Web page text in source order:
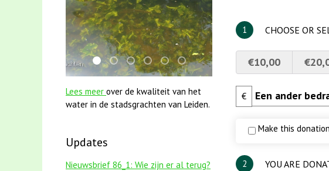
1 CHOOSE OR
€10,00
€
Make this donation
2 YOU ARE
mei2021 1 snoekje elly
jun2021 28 brasem en rietvoorns 4a verscherpt
karper met kattenklimtouw
mei2021 watervogelmethode fuut met baars
jun2021 zaklv 5 snoekje MOOI
smoelenboek fifi en karper
Lees meer over de kwaliteit van het
water in de stadsgrachten van Leiden.
Updates
Nieuwsbrief 86_1: Wie zijn er al terug?